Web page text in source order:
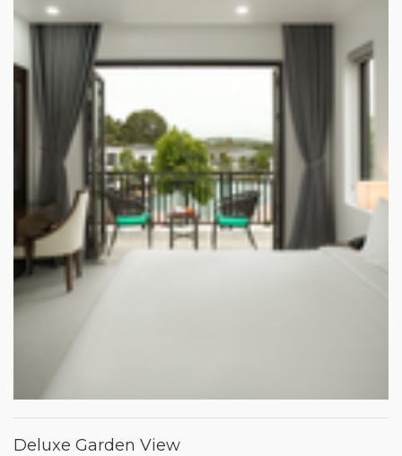
Deluxe Garden View